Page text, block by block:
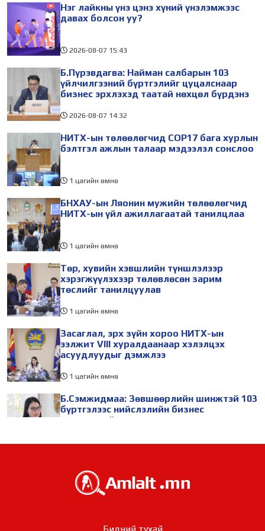
холбогдуулан Нийслэлийн
айлчлалынхаа хүрээнд
Нэг лайкны үнэ цэнэ хүний үнэлэмжээс
давах болсон уу?
2026-08-07 15:43
Б.Пүрэвдагва: Найман салбарын 103
үйлчилгээний бүртгэлийг цуцалснаар
бизнес эрхлэхэд таатай нөхцөл бүрдэнэ
2026-08-07 14:32
НИТХ-ын төлөөлөгчид COP17 бага хурлын
бэлтгэл ажлын талаар мэдээлэл сонслоо
1 цагийн өмнө
БНХАУ-ын Ляонин мужийн төлөөлөгчид
НИТХ-ын үйл ажиллагаатай танилцлаа
1 цагийн өмнө
Төр, хувийн хэвшлийн түншлэлээр
хэрэгжүүлэхээр төлөвлөсөн зарим
төслийг танилцуулав
1 цагийн өмнө
Засаглал, эрх зүйн хороо НИТХ-ын
ээлжит VIII хуралдаанаар хэлэлцэх
асуудлуудыг дэмжлээ
1 цагийн өмнө
Б.Сэмжидмаа: Зөвшөөрлийн шинжтэй 103
бүртгэлээс нийслэлийн бизнес
эрхлэгчдийг чөлөөллөө
төсвийн талаарх ерөнхий хяналтын
сонсгол зохион байгуулсан байна
УИХ-ын дарга С.Бямбацогт төрийг
Бидний тухай